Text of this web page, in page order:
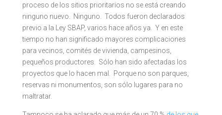
proceso de los sitios prioritarios no se está creando
ninguno nuevo. Ninguno. Todos fueron declarados
previo a la Ley SBAP, varios hace años ya. Y en este
tiempo no han significado mayores complicaciones
para vecinos, comités de vivienda, campesinos,
pequeños productores. Sólo han sido afectadas los
proyectos que lo hacen mal. Porque no son parques,
reservas ni monumentos, son sólo lugares para no
maltratar.